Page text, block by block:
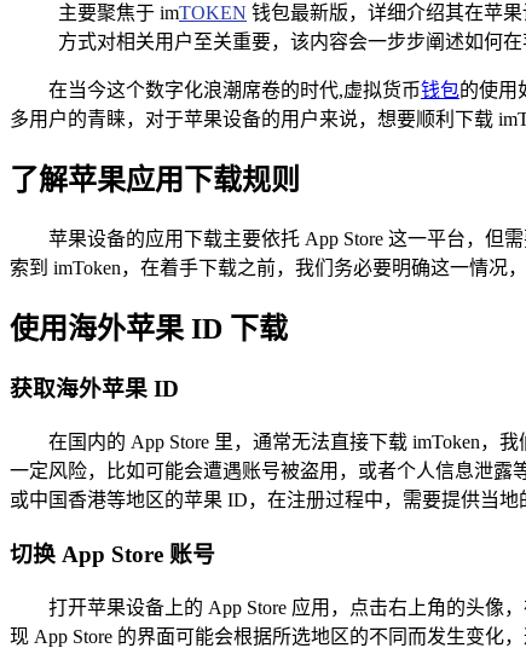
主要聚焦于 imTOKEN 钱包最新版，详细介绍其在苹
方式对相关用户至关重要，该内容会一步步阐述如何
在当今这个数字化浪潮席卷的时代,虚拟货币钱包的使用
多用户的青睐，对于苹果设备的用户来说，想要顺利下载
了解苹果应用下载规则
苹果设备的应用下载主要依托 App Store 这一平台，但
索到 imToken，在着手下载之前，我们务必要明确这一情况
使用海外苹果 ID 下载
获取海外苹果 ID
在国内的 App Store 里，通常无法直接下载 imToken，
一定风险，比如可能会遭遇账号被盗用，或者个人信息泄
或中国香港等地区的苹果 ID，在注册过程中，需要提供当
切换 App Store 账号
打开苹果设备上的 App Store 应用，点击右上角的头像
现 App Store 的界面可能会根据所选地区的不同而发生变化